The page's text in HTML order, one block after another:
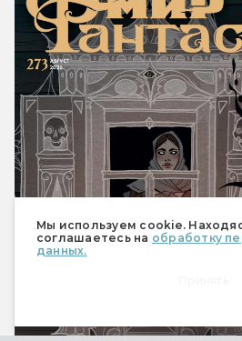
Мы используем cookie.
соглашаетесь на обработку
данных.